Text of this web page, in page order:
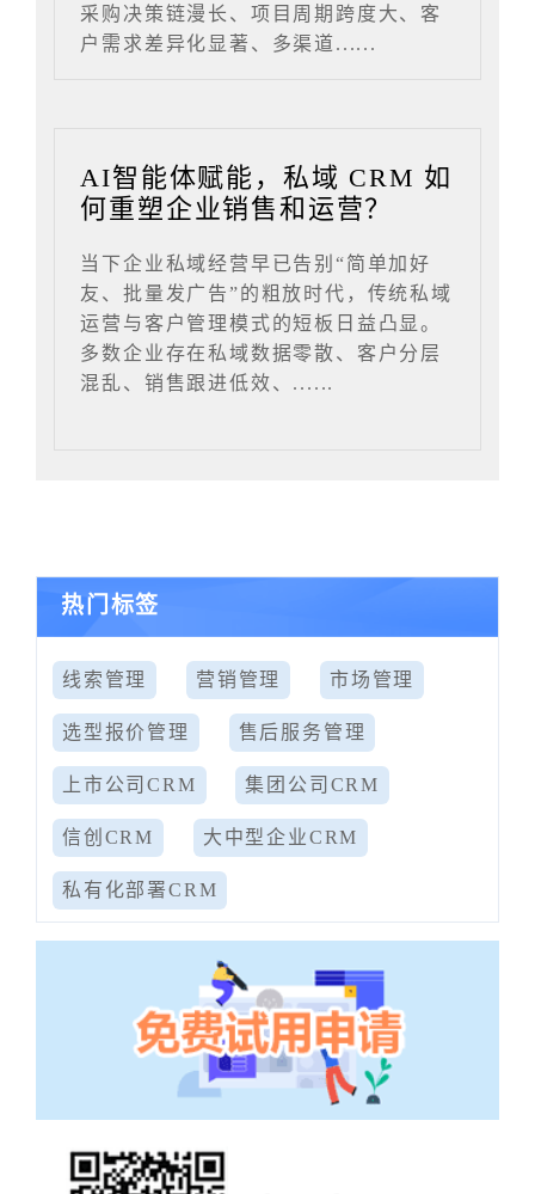
采购决策链漫长、项目周期跨度大、客
户需求差异化显著、多渠道......
AI智能体赋能，私域 CRM 如
何重塑企业销售和运营？
当下企业私域经营早已告别“简单加好
友、批量发广告”的粗放时代，传统私域
运营与客户管理模式的短板日益凸显。
多数企业存在私域数据零散、客户分层
混乱、销售跟进低效、......
热门标签
线索管理 营销管理 市场管理
选型报价管理 售后服务管理
上市公司CRM 集团公司CRM
信创CRM 大中型企业CRM
私有化部署CRM